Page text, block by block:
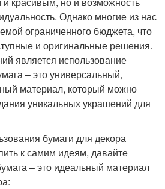
Однако многие из нас
ограниченного бюджета, что
и оригинальные решения.
является использование
– это универсальный,
материал, который можно
уникальных украшений для
бумаги для декора
к самим идеям, давайте
– это идеальный материал